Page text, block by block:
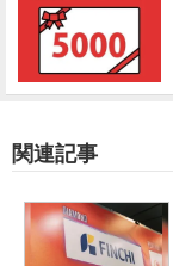
関連記事